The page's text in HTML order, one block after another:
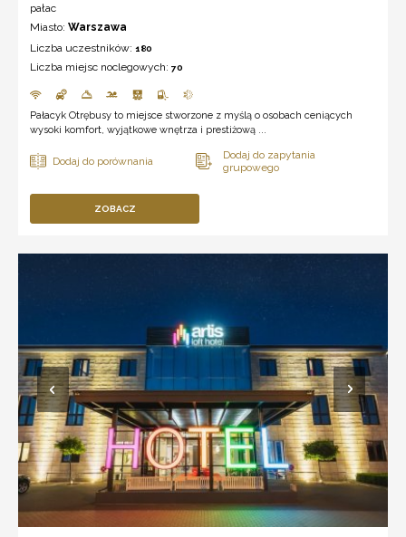
pałac
Miasto: Warszawa
Liczba uczestników: 180
Liczba miejsc noclegowych: 70
Pałacyk Otrębusy to miejsce stworzone z myślą o osobach ceniących
wysoki komfort, wyjątkowe wnętrza i prestiżową ...
ZOBACZ